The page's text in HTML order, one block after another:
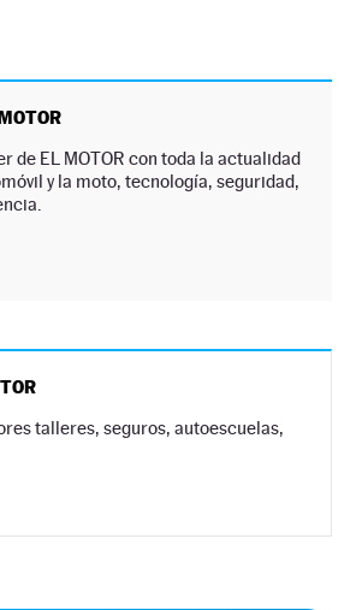
de EL MOTOR con toda la actualidad
y la moto, tecnología, seguridad,
talleres, seguros, autoescuelas,